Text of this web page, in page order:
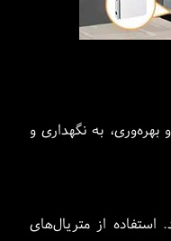
به نگهداری و
از متریال‌های